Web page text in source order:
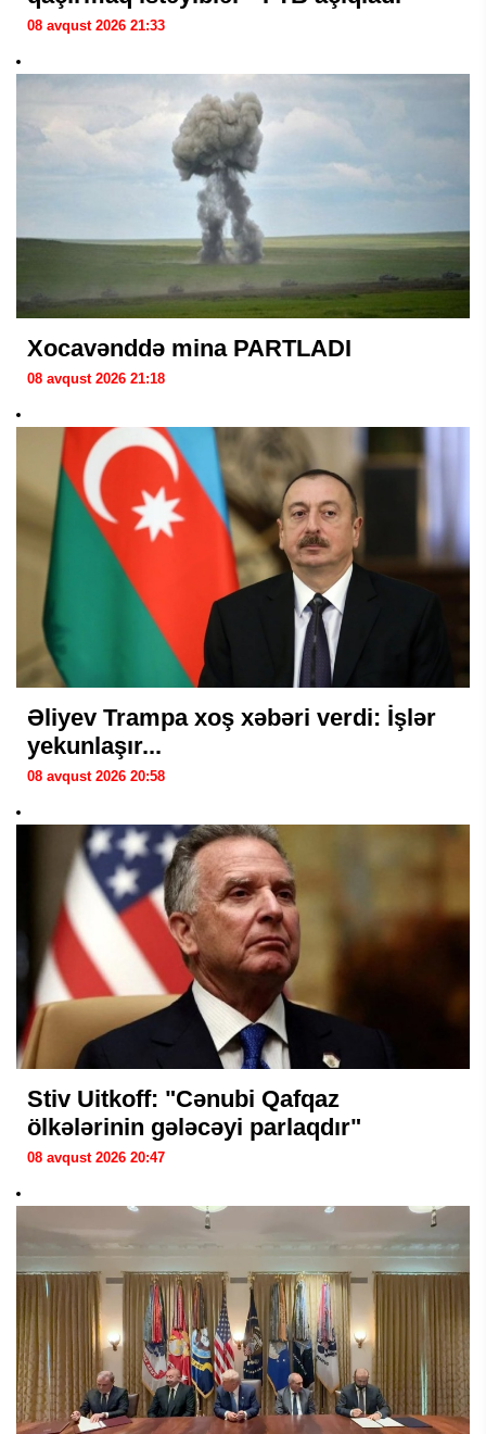
08 avqust 2026 21:33
Xocavənddə mina PARTLADI
08 avqust 2026 21:18
Əliyev Trampa xoş xəbəri verdi: İşlər
yekunlaşır...
08 avqust 2026 20:58
Stiv Uitkoff: "Cənubi Qafqaz
ölkələrinin gələcəyi parlaqdır"
08 avqust 2026 20:47